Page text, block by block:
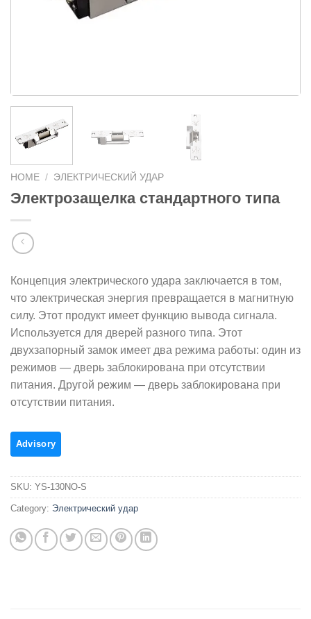
HOME / ЭЛЕКТРИЧЕСКИЙ УДАР
Электрозащелка стандартного типа
Концепция электрического удара заключается в том,
что электрическая энергия превращается в магнитную
силу. Этот продукт имеет функцию вывода сигнала.
Используется для дверей разного типа. Этот
двухзапорный замок имеет два режима работы: один из
режимов — дверь заблокирована при отсутствии
питания. Другой режим — дверь заблокирована при
отсутствии питания.
SKU: YS-130NO-S
Category: Электрический удар